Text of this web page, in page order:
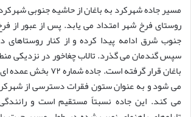
مسیر جاده شهرکرد به باغان از حاشیه جنوبی
روستای فرخ شهر امتداد می یابد. پس از عبور از
جنوب شرق ادامه پیدا کرده و از کنار روستاهای
سپس گندمان می گذرد. تالاب چغاخور در نزدیکی
باغان قرار گرفته است.
می شود و به عنوان ستون فقرات دسترسی از
می کند. این جاده نسبتاً مستقیم است و